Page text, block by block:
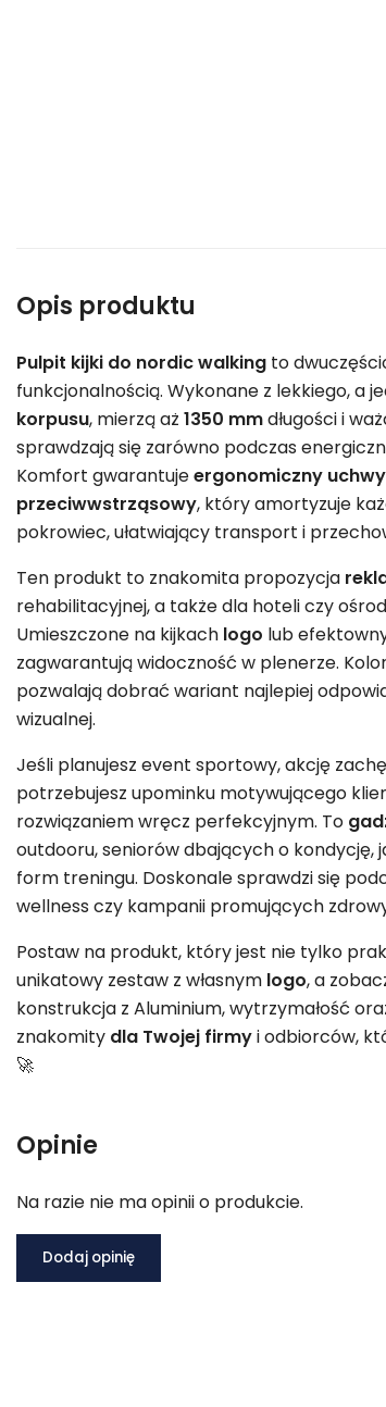
Opis produktu
Pulpit kijki do nordic walking to
funkcjonalnością. Wykonane z lekkiego, a
korpusu, mierzą aż 1350 mmdługości i
sprawdzają się zarówno podczas
Komfort gwarantujeergonomiczny
przeciwwstrząsowy, który amortyzuje
pokrowiec, ułatwiający transport i
Ten produkt to znakomita propozycja
rehabilitacyjnej, a także dla hoteli czy
Umieszczone na kijkach logo lub
zagwarantują widoczność w plenerze.
pozwalają dobrać wariant najlepiej
wizualnej.
Jeśli planujesz event sportowy, akcję
potrzebujesz upominku motywującego
rozwiązaniem wręcz perfekcyjnym. To
outdooru, seniorów dbających o kondycję,
form treningu. Doskonale sprawdzi się
wellness czy kampanii promujących
Postaw na produkt, który jest nie tylko
unikatowy zestaw z własnym logo, a
konstrukcja z Aluminium, wytrzymałość
znakomity dla Twojej firmyi odbiorców,
🚀
Opinie
Na razie nie ma opinii o produkcie.
Dodaj opinię